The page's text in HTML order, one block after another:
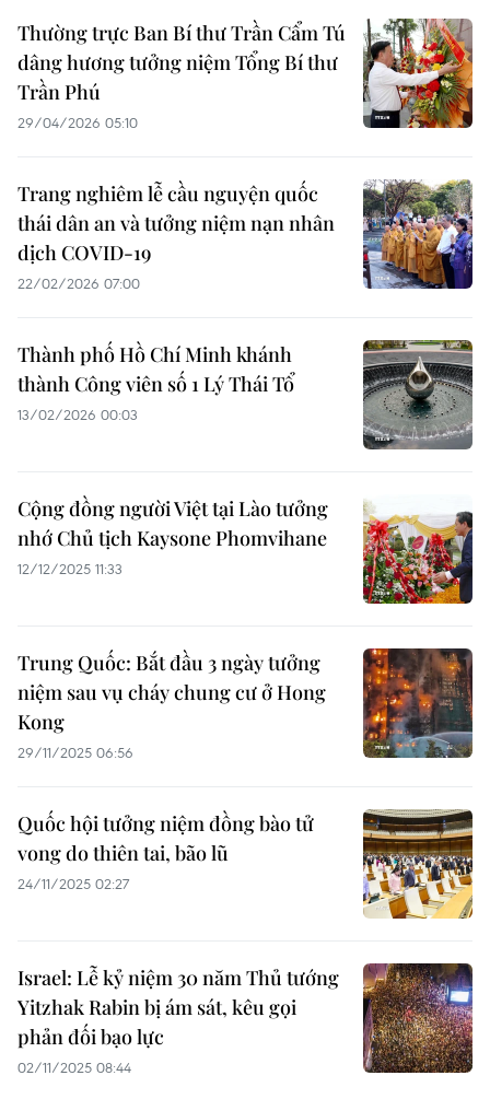
Thường trực Ban Bí thư Trần Cẩm Tú
dâng hương tưởng niệm Tổng Bí thư
Trần Phú
29/04/2026 05:10
Trang nghiêm lễ cầu nguyện quốc
thái dân an và tưởng niệm nạn nhân
dịch COVID-19
22/02/2026 07:00
Thành phố Hồ Chí Minh khánh
thành Công viên số 1 Lý Thái Tổ
13/02/2026 00:03
Cộng đồng người Việt tại Lào tưởng
nhớ Chủ tịch Kaysone Phomvihane
12/12/2025 11:33
Trung Quốc: Bắt đầu 3 ngày tưởng
niệm sau vụ cháy chung cư ở Hong
Kong
29/11/2025 06:56
Quốc hội tưởng niệm đồng bào tử
vong do thiên tai, bão lũ
24/11/2025 02:27
Israel: Lễ kỷ niệm 30 năm Thủ tướng
Yitzhak Rabin bị ám sát, kêu gọi
phản đối bạo lực
02/11/2025 08:44